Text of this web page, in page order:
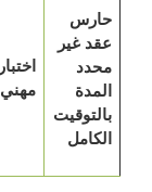
غير
اختبار
مهني